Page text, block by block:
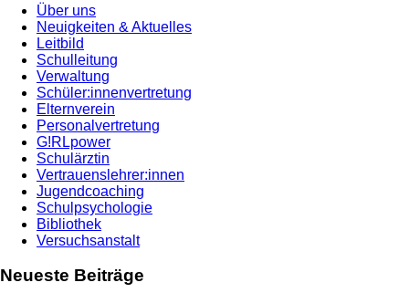
Über uns
Neuigkeiten & Aktuelles
Leitbild
Schulleitung
Verwaltung
Schüler:innenvertretung
Elternverein
Personalvertretung
G!RLpower
Schulärztin
Vertrauenslehrer:innen
Jugendcoaching
Schulpsychologie
Bibliothek
Versuchsanstalt
Neueste Beiträge